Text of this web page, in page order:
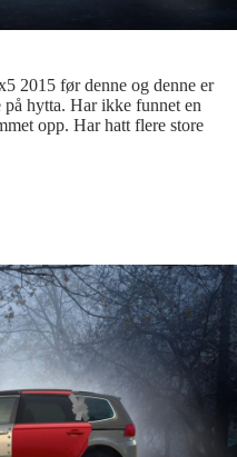
2015 før denne og denne er
hytta. Har ikke funnet en
opp. Har hatt flere store